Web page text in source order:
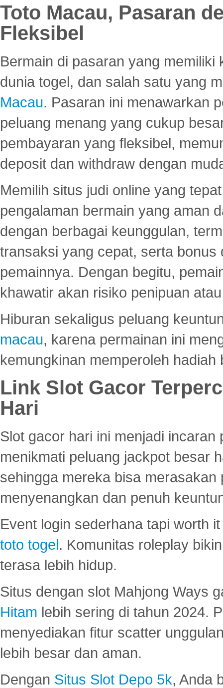
Toto Macau, Pasaran
Fleksibel
Bermain di pasaran yang
dunia togel, dan salah satu yang
Macau. Pasaran ini menawarkan
peluang menang yang cukup
pembayaran yang fleksibel,
deposit dan withdraw dengan
Memilih situs judi online yang
pengalaman bermain yang aman
dengan berbagai keunggulan,
transaksi yang cepat, serta
pemainnya. Dengan begitu,
khawatir akan risiko penipuan
Hiburan sekaligus peluang
macau, karena permainan ini
kemungkinan memperoleh hadiah
Link Slot Gacor
Hari
Slot gacor hari ini menjadi
menikmati peluang jackpot besar
sehingga mereka bisa
menyenangkan dan penuh
Event login sederhana tapi worth
toto togel. Komunitas roleplay
terasa lebih hidup.
Situs dengan slot Mahjong Ways
Hitam lebih sering di tahun 2024.
menyediakan fitur scatter
lebih besar dan aman.
Dengan Situs Slot Depo 5k, Anda